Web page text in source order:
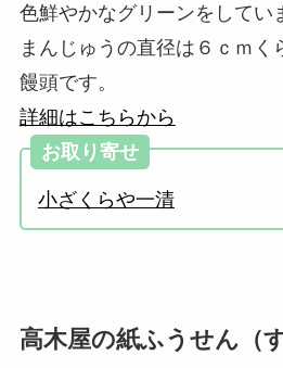
色鮮やかなグリーンをしてい
まんじゅうの直径は６ｃｍく
饅頭です。
詳細はこちらから
お取り寄せ
小ざくらや一清
高木屋の紙ふうせん（